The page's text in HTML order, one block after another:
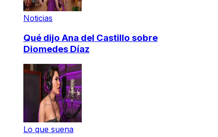
Noticias
Qué dijo Ana del Castillo sobre
Diomedes Díaz
Lo que suena